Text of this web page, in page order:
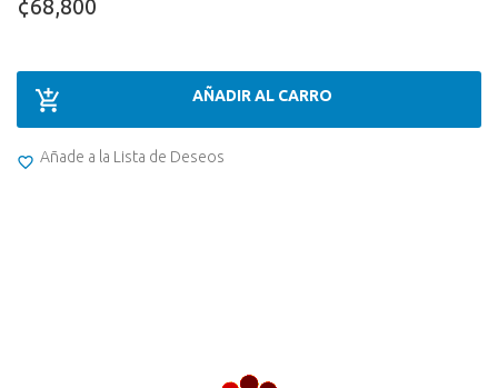
¢68,800
AÑADIR AL CARRO
Añade a la Lista de Deseos